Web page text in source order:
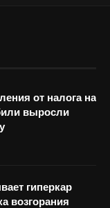
от налога на
выросли
гиперкар
возгорания